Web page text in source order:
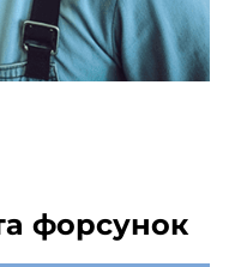
форсунок